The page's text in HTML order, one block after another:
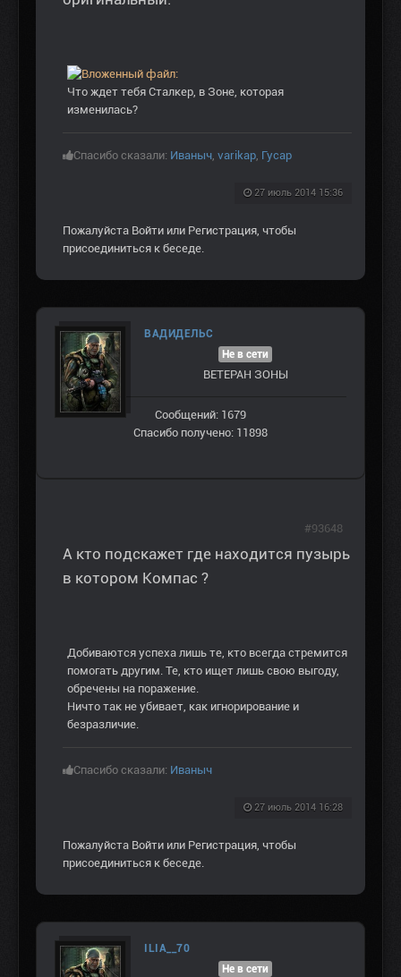
Что ждет тебя Сталкер, в Зоне, которая
изменилась?
Спасибо сказали: Иваныч, varikap, Гусар
27 июль 2014 15:36
Пожалуйста Войти или Регистрация, чтобы
присоединиться к беседе.
ВАДИДЕЛЬС
Не в сети
ВЕТЕРАН ЗOНЫ
Сообщений: 1679
Спасибо получено: 11898
А кто подскажет где находится пузырь
в котором Компас ?
Добиваются успеха лишь те, кто всегда стремится
помогать другим. Те, кто ищет лишь свою выгоду,
обречены на поражение.
Ничто так не убивает, как игнорирование и
безразличие.
Спасибо сказали: Иваныч
27 июль 2014 16:28
#93648
Пожалуйста Войти или Регистрация, чтобы
присоединиться к беседе.
ILIA__70
Не в сети